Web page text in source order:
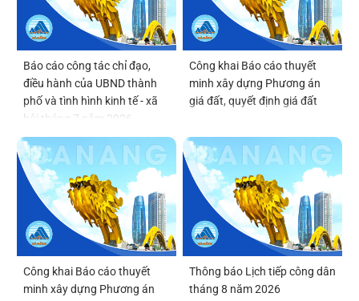
Báo cáo công tác chỉ đạo,
điều hành của UBND thành
phố và tình hình kinh tế - xã
hội tháng 7 năm 2026
Công khai Báo cáo thuyết
minh xây dựng Phương án
giá đất, quyết định giá đất
Công khai Báo cáo thuyết
minh xây dựng Phương án
Thông báo Lịch tiếp công dân
tháng 8 năm 2026